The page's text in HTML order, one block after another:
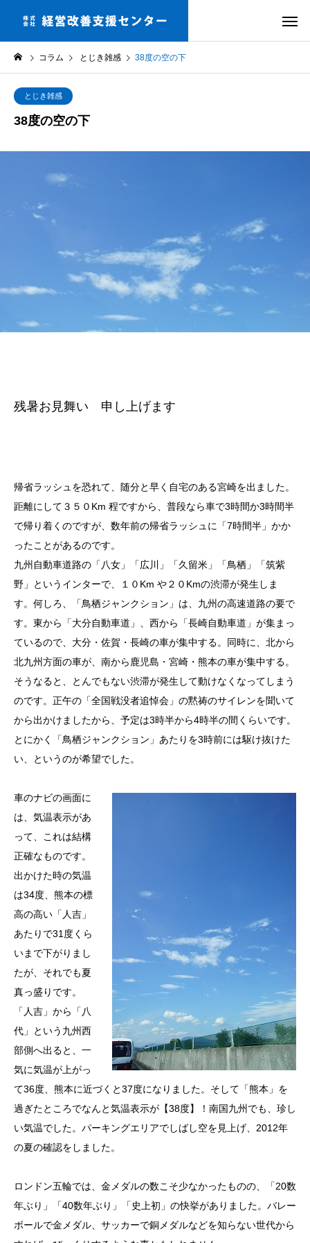
コラム とじき雑感 38度の空の下
とじき雑感
38度の空の下
残暑お見舞い 申し上げます
帰省ラッシュを恐れて、随分と早く自宅のある宮崎を出ました。
距離にして３５０Km 程ですから、普段なら車で3時間か3時間半
で帰り着くのですが、数年前の帰省ラッシュに「7時間半」かか
ったことがあるのです。
九州自動車道路の「八女」「広川」「久留米」「鳥栖」「筑紫
野」というインターで、１０Km や２０Kmの渋滞が発生しま
す。何しろ、「鳥栖ジャンクション」は、九州の高速道路の要で
す。東から「大分自動車道」、西から「長崎自動車道」が集まっ
ているので、大分・佐賀・長崎の車が集中する。同時に、北から
北九州方面の車が、南から鹿児島・宮崎・熊本の車が集中する。
そうなると、とんでもない渋滞が発生して動けなくなってしまう
のです。正午の「全国戦没者追悼会」の黙祷のサイレンを聞いて
から出かけましたから、予定は3時半から4時半の間くらいです。
とにかく「鳥栖ジャンクション」あたりを3時前には駆け抜けた
い、というのが希望でした。
車のナビの画面に
は、気温表示があ
って、これは結構
正確なものです。
出かけた時の気温
は34度、熊本の標
高の高い「人吉」
あたりで31度くら
いまで下がりまし
たが、それでも夏
真っ盛りです。
「人吉」から「八
代」という九州西
部側へ出ると、一
気に気温が上がっ
て36度、熊本に近づくと37度になりました。そして「熊本」を
過ぎたところでなんと気温表示が【38度】！南国九州でも、珍し
い気温でした。パーキングエリアでしばし空を見上げ、2012年
の夏の確認をしました。
ロンドン五輪では、金メダルの数こそ少なかったものの、「20数
年ぶり」「40数年ぶり」「史上初」の快挙がありました。バレー
ボールで金メダル、サッカーで銅メダルなどを知らない世代から